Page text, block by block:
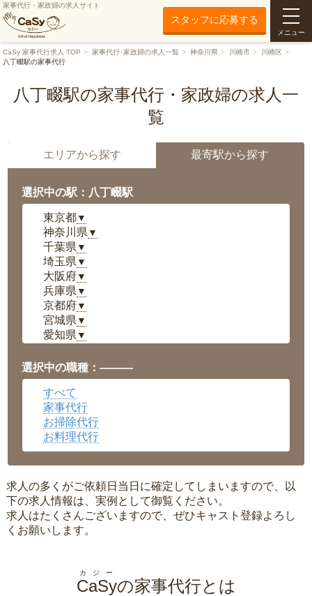
家事代行・家政婦の求人サイト
スタッフに応募する
メニュー
CaSy 家事代行求人 TOP 家事代行･家政婦の求人一覧 神奈川県 川崎市
川崎区
八丁畷駅の家事代行
八丁畷駅の家事代行・家政婦の求人一
覧
エリアから探す 最寄駅から探す
選択中の駅：八丁畷駅
東京都▼
神奈川県 ▼
千葉県 ▼
埼玉県 ▼
大阪府▼
兵庫県 ▼
京都府▼
宮城県 ▼
愛知県 ▼
岡山県▼
広島県▼
沖縄県
選択中の職種：———
すべて
家事代行
お掃除代行
お料理代行
求人の多くがご依頼日当日に確定してしまいますので、以
下の求人情報は、実例として御覧ください。
求人はたくさんございますので、ぜひキャスト登録よろし
くお願いします。
CaSy
カジー
の家事代行とは